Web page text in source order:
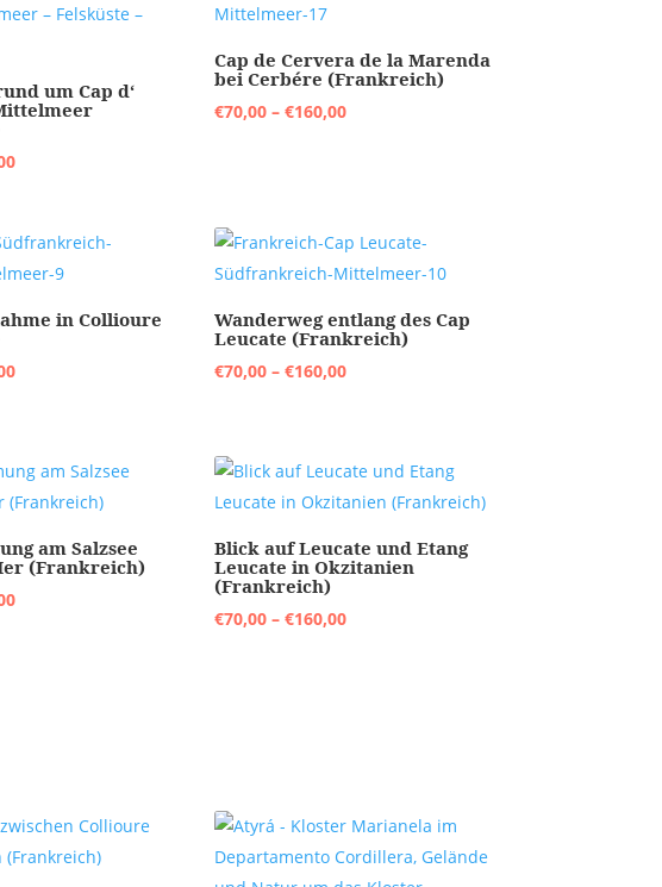
um Cap d‘
Preisspanne:
€160,00
Cap de Cervera de la Marenda
bei Cerbére (Frankreich)
€70,00 –€160,00Preisspanne:
in Collioure
Preisspanne:
€160,00
Wanderweg entlang des Cap
Leucate (Frankreich)
€70,00 –€160,00Preisspanne:
€160,00
am Salzsee
(Frankreich)
Preisspanne:
Blick auf Leucate und Etang
Leucate in Okzitanien
(Frankreich)
€70,00 –€160,00Preisspanne: